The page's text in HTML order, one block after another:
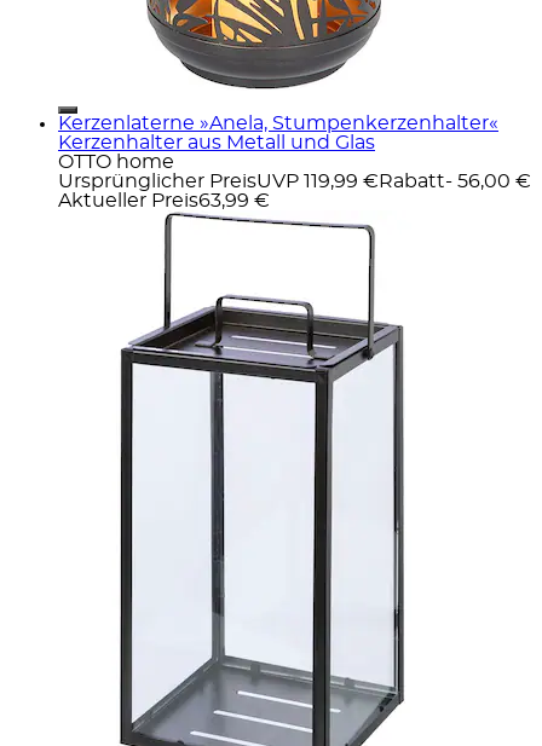
Kerzenlaterne »Anela, Stumpenkerzenhalter«
Kerzenhalter aus Metall und Glas
OTTO home
Ursprünglicher PreisUVP 119,99 € Rabatt- 56,00 €
Aktueller Preis63,99 €